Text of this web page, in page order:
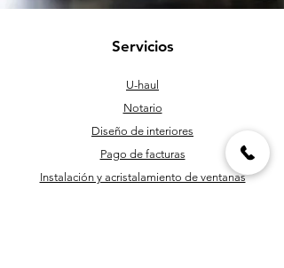
Servicios
U-haul
Notario
Diseño de interiores
Pago de facturas
Instalación y acristalamiento de ventanas